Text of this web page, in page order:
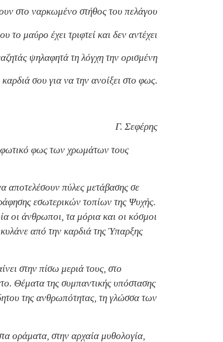
στο ναρκωμένο στήθος του πελάγου
το μαύρο έχει τριφτεί και δεν αντέχει
ψηλαφητά τη λόγχη την ορισμένη
σου για να την ανοίξει στο φως.
Γ. Σεφέρης
φως των χρωμάτων τους
αποτελέσουν πύλες μετάβασης σε
εσωτερικών τοπίων της Ψυχής.
οι άνθρωποι, τα μόρια και οι κόσμοι
από την καρδιά της Ύπαρξης
στην πίσω μεριά τους, στο
Θέματα της συμπαντικής υπόστασης
της ανθρωπότητας, τη γλώσσα των
οράματα, στην αρχαία μυθολογία,